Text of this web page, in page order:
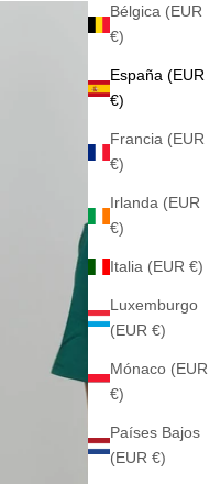
Bélgica (EUR
€)
España (EUR
€)
Francia (EUR
€)
Irlanda (EUR
€)
Italia (EUR €)
Luxemburgo
(EUR €)
Mónaco (EUR
€)
Países Bajos
(EUR €)